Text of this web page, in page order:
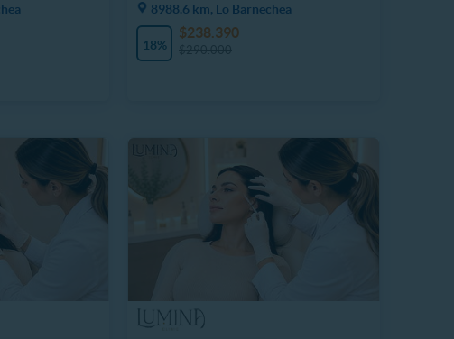
8988.6 km, Lo Barnechea
18%
$238.390